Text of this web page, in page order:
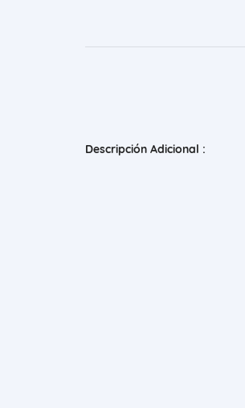
Descripción Adicional :